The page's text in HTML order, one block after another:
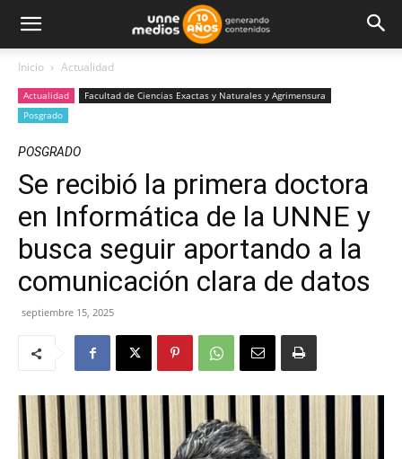
Inicio Actualidad
Actualidad
Facultad de Ciencias Exactas y Naturales y Agrimensura
Posgrado
POSGRADO
Se recibió la primera doctora
en Informática de la UNNE y
busca seguir aportando a la
comunicación clara de datos
septiembre 15, 2025